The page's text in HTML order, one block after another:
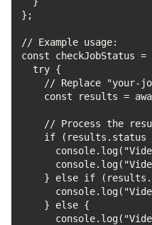
};
// Example usage:
const checkJobStatus
  try {
// Replace "your-
const results =
// Process the
if (results.status
} else if
    } else {